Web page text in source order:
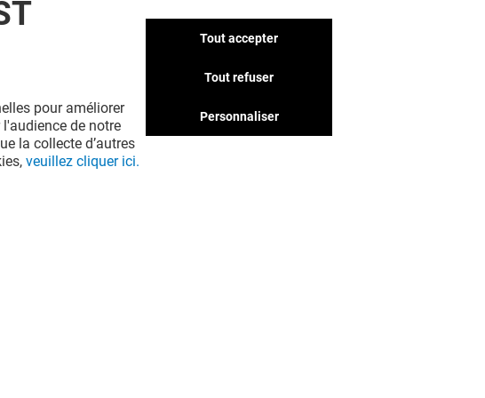
Nous avons d'autres
boutiques qui pourraient
pas à côté !
pour améliorer
de notre
la collecte d’autres
veuillez cliquer ici.
Tout accepter
Tout refuser
Personnaliser